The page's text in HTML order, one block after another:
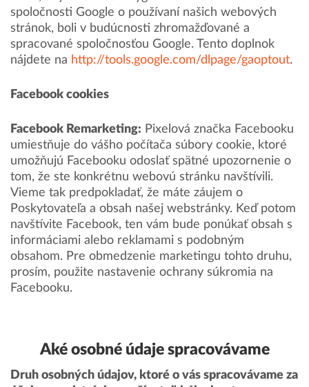
spoločnosti Google o používaní našich webových
stránok, boli v budúcnosti zhromažďované a
spracované spoločnosťou Google. Tento doplnok
nájdete na http://tools.google.com/dlpage/gaoptout.
Facebook cookies
Facebook Remarketing: Pixelová značka Facebooku
umiestňuje do vášho počítača súbory cookie, ktoré
umožňujú Facebooku odoslať spätné upozornenie o
tom, že ste konkrétnu webovú stránku navštívili.
Vieme tak predpokladať, že máte záujem o
Poskytovateľa a obsah našej webstránky. Keď potom
navštívite Facebook, ten vám bude ponúkať obsah s
informáciami alebo reklamami s podobným
obsahom. Pre obmedzenie marketingu tohto druhu,
prosím, použite nastavenie ochrany súkromia na
Facebooku.
Aké osobné údaje spracovávame
Druh osobných údajov, ktoré o vás spracovávame za